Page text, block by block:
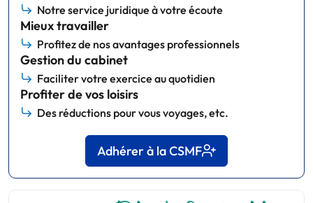
Notre service juridique à votre écoute
Mieux travailler
Profitez de nos avantages professionnels
Gestion du cabinet
Faciliter votre exercice au quotidien
Profiter de vos loisirs
Des réductions pour vous voyages, etc.
Adhérer à la CSMF